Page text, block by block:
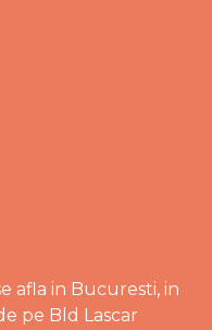
afla in Bucuresti, in
pe Bld Lascar